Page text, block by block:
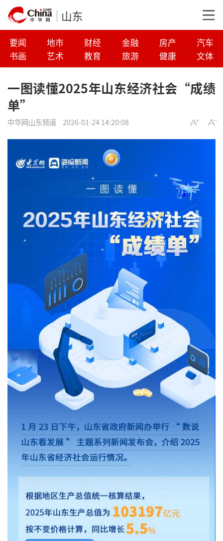
山东
要闻 地市 财经 金融 房产
汽车
书画
艺术 教育 旅游 健康 文体
一图读懂2025年山东经济社会“成绩
单”
中华网山东频道 2026-01-24 14:20:08